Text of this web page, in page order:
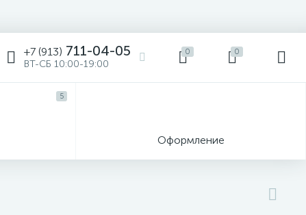
+7 (913) 711-04-05
ВТ-СБ 10:00-19:00
0 0
5
Оформление